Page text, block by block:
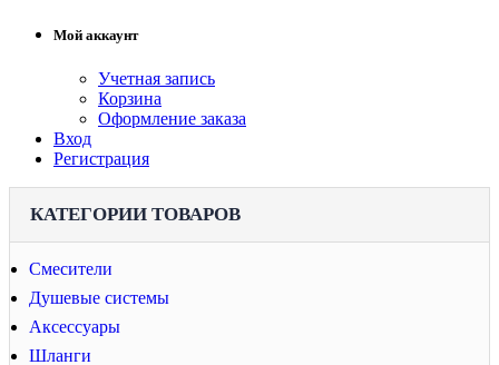
Мой аккаунт
Учетная запись
Корзина
Оформление заказа
Вход
Регистрация
КАТЕГОРИИ ТОВАРОВ
Смесители
Душевые системы
Аксессуары
Шланги